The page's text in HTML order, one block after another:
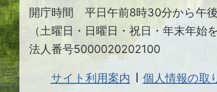
開庁時間 平日午前8時30分から午
（土曜日・日曜日・祝日・年末年始
法人番号5000020202100
サイト利用案内
個人情報の取